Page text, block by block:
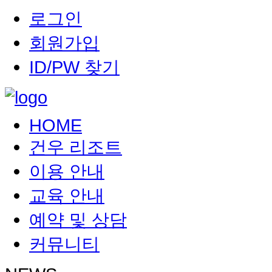
로그인
회원가입
ID/PW 찾기
HOME
건우 리조트
이용 안내
교육 안내
예약 및 상담
커뮤니티